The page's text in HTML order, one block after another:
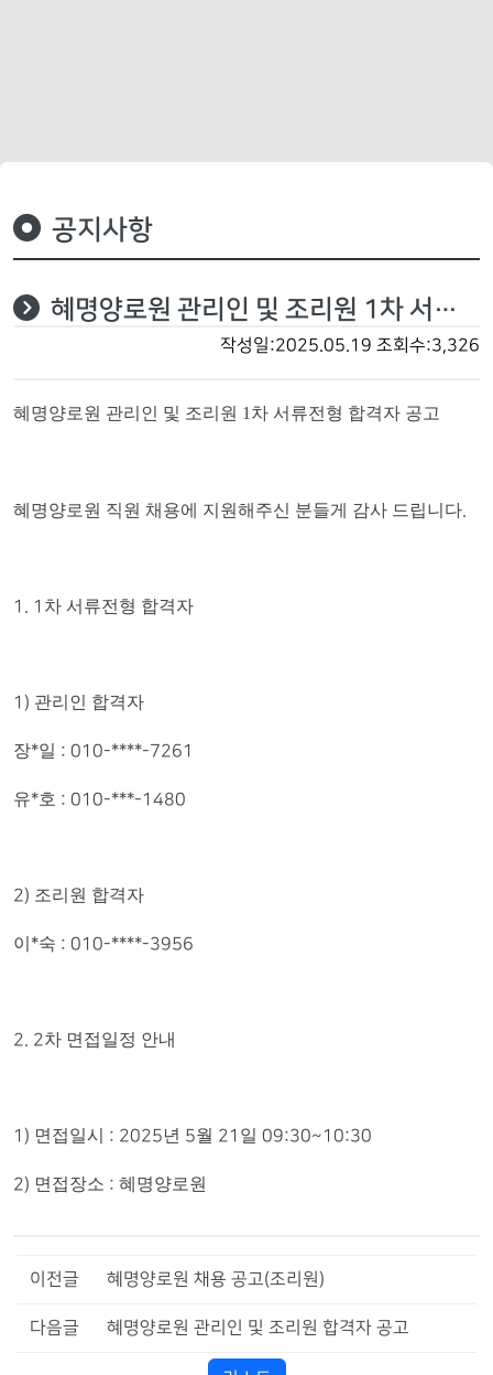
공지사항
혜명양로원 관리인 및 조리원 1차 서류전형 합격자 공고
작성일:2025.05.19 조회수:3,326
혜명양로원 관리인 및 조리원 1 차 서류전형 합격자 공고
혜명양로원 직원 채용에 지원해주신 분들게 감사 드립니다.
1. 1 차 서류전형 합격자
1) 관리인 합격자
장*일 : 010-****-7261
유*호 : 010-***-1480
2) 조리원 합격자
이 *숙 : 010-****-3956
2. 2차 면접일정 안내
1) 면접일시 : 2025년 5월 21 일 09:30~10:30
2) 면접장소 : 혜명양로원
이전글 혜명양로원 채용 공고(조리원)
다음글 혜명양로원 관리인 및 조리원 합격자 공고